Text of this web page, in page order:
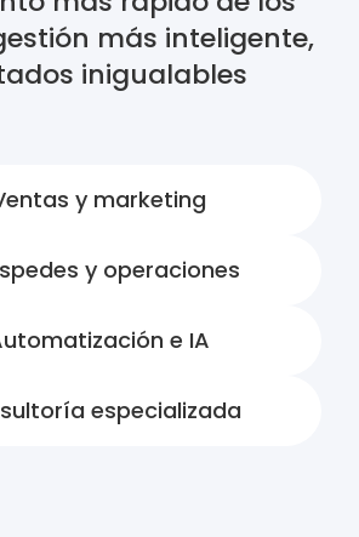
más inteligente,
inigualables
y marketing
y operaciones
e IA
especializada